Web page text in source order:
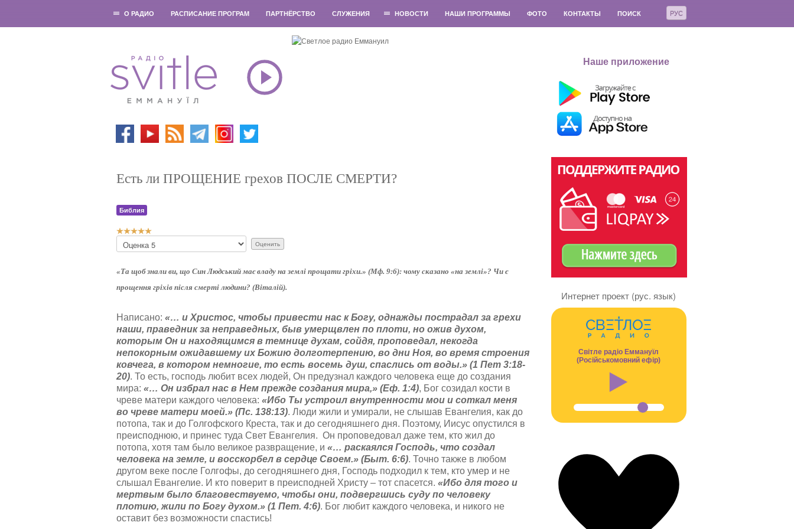
РУС
О РАДИО РАСПИСАНИЕ ПРОГРАМ ПАРТНЁРСТВО СЛУЖЕНИЯ НОВОСТИ НАШИ ПРОГРАММЫ ФОТО КОНТАКТЫ ПОИСК
Наше приложение
Есть ли ПРОЩЕНИЕ грехов ПОСЛЕ СМЕРТИ?
Библия
Р
й
и
н
:
5
/
5
П
о
а
у
с
т
а
,
о
ц
е
н
и
т
е
«Та щоб знали ви, що Син Людський має владу на землі прощати гріхи.» (Мф. 9:6): чому сказано «на землі»? Чи є
прощення гріхів після смерті людини? (Віталій).
Написано: «… и Христос, чтобы привести нас к Богу, однажды пострадал за грехи
наши, праведник за неправедных, быв умерщвлен по плоти, но ожив духом,
которым Он и находящимся в темнице духам, сойдя, проповедал, некогда
непокорным ожидавшему их Божию долготерпению, во дни Ноя, во время строения
ковчега, в котором немногие, то есть восемь душ, спаслись от воды.» (1 Пет 3:18-
20). То есть, господь любит всех людей, Он предузнал каждого человека еще до создания
мира: «… Он избрал нас в Нем прежде создания мира,» (Еф. 1:4), Бог созидал кости в
чреве матери каждого человека: «Ибо Ты устроил внутренности мои и соткал меня
во чреве матери моей.» (Пс. 138:13). Люди жили и умирали, не слышав Евангелия, как до
потопа, так и до Голгофского Креста, так и до сегодняшнего дня. Поэтому, Иисус опустился в
преисподнюю, и принес туда Свет Евангелия. Он проповедовал даже тем, кто жил до
потопа, хотя там было великое развращение, и «… раскаялся Господь, что создал
человека на земле, и восскорбел в сердце Своем.» (Быт. 6:6). Точно также в любом
другом веке после Голгофы, до сегодняшнего дня, Господь подходил к тем, кто умер и не
слышал Евангелие. И кто поверит в преисподней Христу – тот спасется. «Ибо для того и
мертвым было благовествуемо, чтобы они, подвергшись суду по человеку
плотию, жили по Богу духом.» (1 Пет. 4:6). Бог любит каждого человека, и никого не
оставит без возможности спастись!
Интернет проект (рус. язык)
Світле радіо Еммануїл
(Російськомовний ефір)